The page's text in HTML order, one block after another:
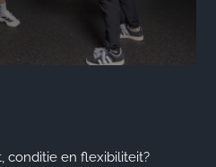
conditie en flexibiliteit?